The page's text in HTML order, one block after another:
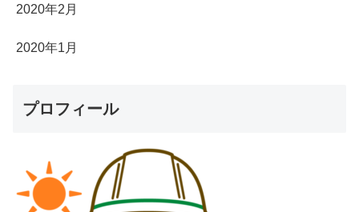
2020年2月
2020年1月
プロフィール